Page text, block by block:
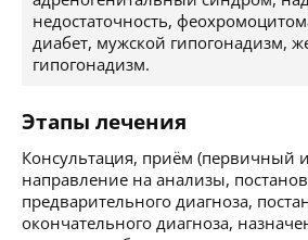
недостаточность,
диабет, мужской гипогонадизм,
гипогонадизм.
Этапы лечения
Консультация, приём (первичный
направление на анализы,
предварительного диагноза,
окончательного диагноза,